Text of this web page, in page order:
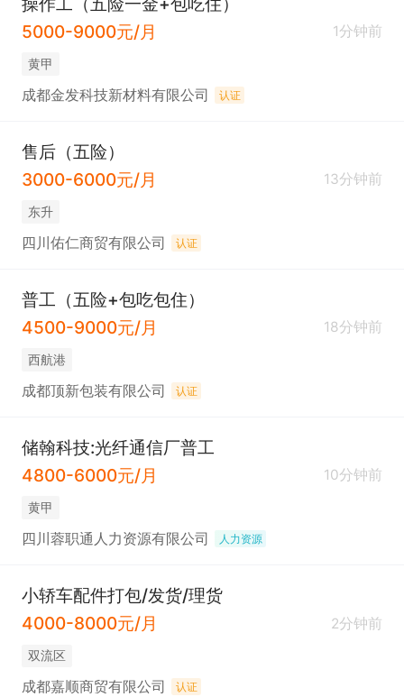
5000-9000元/月
1分钟前
黄甲
成都金发科技新材料有限公司 认证
售后（五险）
3000-6000元/月
13分钟前
东升
四川佑仁商贸有限公司 认证
普工（五险+包吃包住）
4500-9000元/月
18分钟前
西航港
成都顶新包装有限公司 认证
储翰科技:光纤通信厂普工
4800-6000元/月
10分钟前
黄甲
四川蓉职通人力资源有限公司 人力资源
小轿车配件打包/发货/理货
4000-8000元/月
2分钟前
双流区
成都嘉顺商贸有限公司 认证